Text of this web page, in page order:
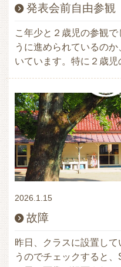
発表会前自由参観
こ年少と２歳児の参観
うに進められているの
いています。特に２歳
2026.1.15
故障
昨日、クラスに設置し
うのでチェックすると